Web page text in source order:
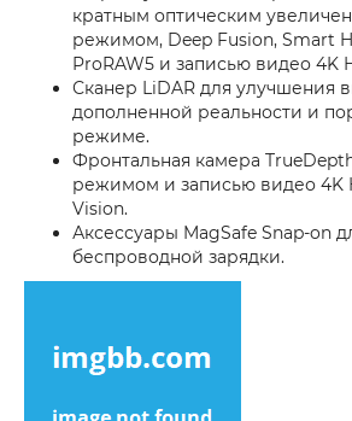
кратным оптическим
режимом, Deep Fusion, Smart
ProRAW5 и записью видео 4K
Сканер LiDAR для улучшения
дополненной реальности и
режиме.
Фронтальная камера
режимом и записью видео 4K
Vision.
Аксессуары MagSafe Snap-on
беспроводной зарядки.